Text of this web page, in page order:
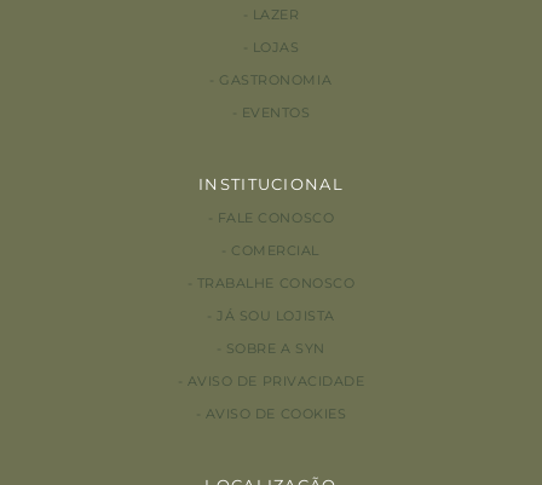
LAZER
LOJAS
GASTRONOMIA
EVENTOS
INSTITUCIONAL
FALE CONOSCO
COMERCIAL
TRABALHE CONOSCO
JÁ SOU LOJISTA
SOBRE A SYN
AVISO DE PRIVACIDADE
AVISO DE COOKIES